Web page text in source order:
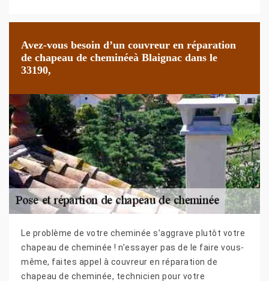
Avez-vous besoin d’un couvreur en réparation
de chapeau de cheminéeà Blaignac dans le
33190,
Le problème de votre cheminée s’aggrave plutôt votre
chapeau de cheminée ! n’essayer pas de le faire vous-
même, faites appel à couvreur en réparation de
chapeau de cheminée, technicien pour votre